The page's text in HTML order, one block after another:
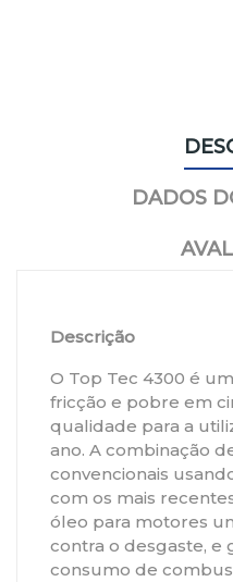
DADOS
Descrição
O Top Tec 4300 é
fricção e pobre em
qualidade para a
ano. A combinação
convencionais
com os mais
óleo para motores
contra o desgaste, e
consumo de